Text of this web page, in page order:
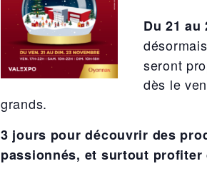
Du 21 au
seront
dès le
grands.
3 jours pour découvrir des
passionnés, et surtout